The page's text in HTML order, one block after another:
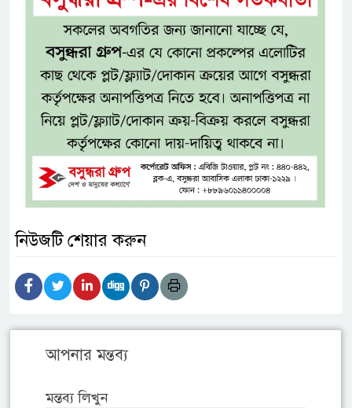
নিউজটি শেয়ার করুন
আপনার মন্তব্য
মন্তব্য লিখুন